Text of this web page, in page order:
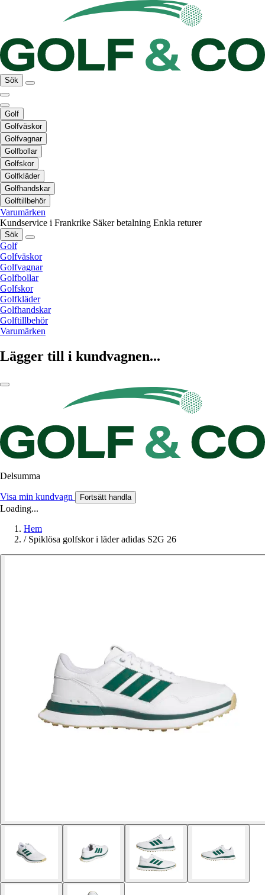
Sök
Golf
Golfväskor
Golfvagnar
Golfbollar
Golfskor
Golfkläder
Golfhandskar
Golftillbehör
Varumärken
Kundservice i Frankrike Säker betalning Enkla returer
Sök
Golf
Golfväskor
Golfvagnar
Golfbollar
Golfskor
Golfkläder
Golfhandskar
Golftillbehör
Varumärken
Lägger till i kundvagnen...
Delsumma
Visa min kundvagn Fortsätt handla
Loading...
Hem
/ Spiklösa golfskor i läder adidas S2G 26